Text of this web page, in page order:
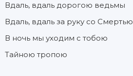
Вдаль, вдаль дорогою ведьмы
Вдаль, вдаль за руку со Смертью
В ночь мы уходим с тобою
Тайною тропою